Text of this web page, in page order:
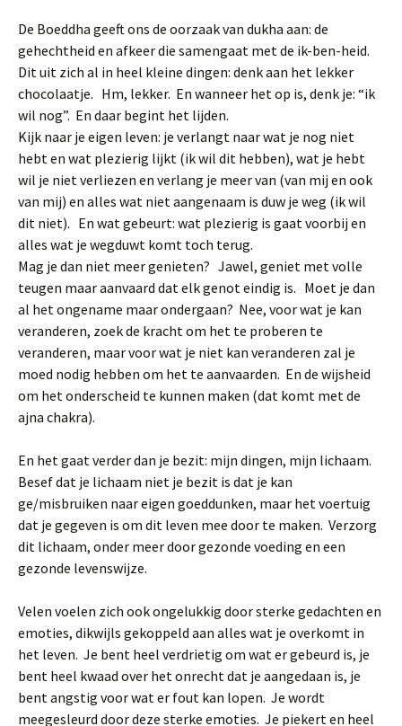
De Boeddha geeft ons de oorzaak van dukha aan: de
gehechtheid en afkeer die samengaat met de ik-ben-heid.
Dit uit zich al in heel kleine dingen: denk aan het lekker
chocolaatje. Hm, lekker. En wanneer het op is, denk je: “ik
wil nog”. En daar begint het lijden.
Kijk naar je eigen leven: je verlangt naar wat je nog niet
hebt en wat plezierig lijkt (ik wil dit hebben), wat je hebt
wil je niet verliezen en verlang je meer van (van mij en ook
van mij) en alles wat niet aangenaam is duw je weg (ik wil
dit niet). En wat gebeurt: wat plezierig is gaat voorbij en
alles wat je wegduwt komt toch terug.
Mag je dan niet meer genieten? Jawel, geniet met volle
teugen maar aanvaard dat elk genot eindig is. Moet je dan
al het ongename maar ondergaan? Nee, voor wat je kan
veranderen, zoek de kracht om het te proberen te
veranderen, maar voor wat je niet kan veranderen zal je
moed nodig hebben om het te aanvaarden. En de wijsheid
om het onderscheid te kunnen maken (dat komt met de
ajna chakra).
En het gaat verder dan je bezit: mijn dingen, mijn lichaam.
Besef dat je lichaam niet je bezit is dat je kan
ge/misbruiken naar eigen goeddunken, maar het voertuig
dat je gegeven is om dit leven mee door te maken. Verzorg
dit lichaam, onder meer door gezonde voeding en een
gezonde levenswijze.
Velen voelen zich ook ongelukkig door sterke gedachten en
emoties, dikwijls gekoppeld aan alles wat je overkomt in
het leven. Je bent heel verdrietig om wat er gebeurd is, je
bent heel kwaad over het onrecht dat je aangedaan is, je
bent angstig voor wat er fout kan lopen. Je wordt
meegesleurd door deze sterke emoties. Je piekert en heel